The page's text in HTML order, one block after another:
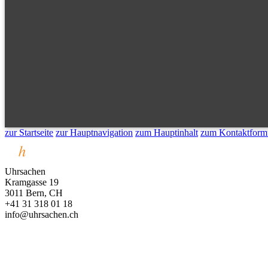
zur Startseite zur Hauptnavigation zum Hauptinhalt zum
Uhrsachen
Kramgasse 19
3011 Bern, CH
+41 31 318 01 18
info@uhrsachen.ch